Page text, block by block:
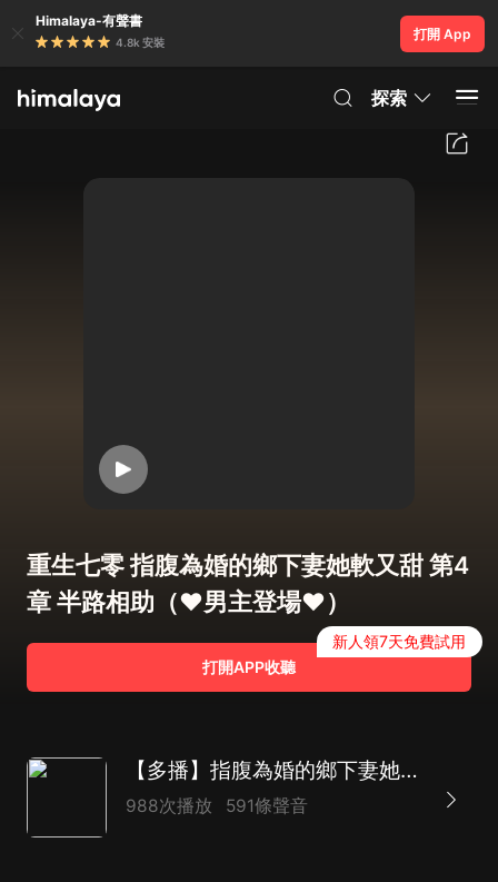
Himalaya-有聲書
4.8k 安裝
打開 App
探索
重生七零 指腹為婚的鄉下妻她軟又甜 第4
章 半路相助（♥男主登場♥）
打開APP收聽
新人領7天免費試用
【多播】指腹為婚的鄉下妻她軟又甜|重生70年代|經商賺錢小嬌妻|真人AI
988次播放 591條聲音